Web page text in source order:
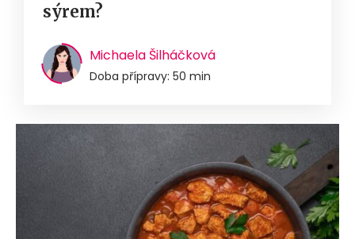
sýrem?
Michaela Šilháčková
Doba přípravy: 50 min